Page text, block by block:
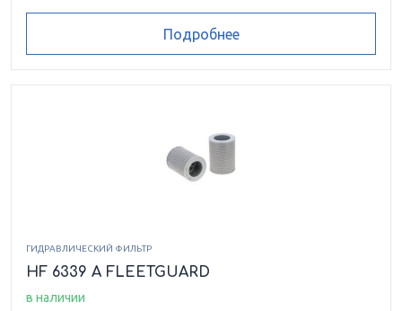
Подробнее
ГИДРАВЛИЧЕСКИЙ ФИЛЬТР
HF 6339 A FLEETGUARD
в наличии